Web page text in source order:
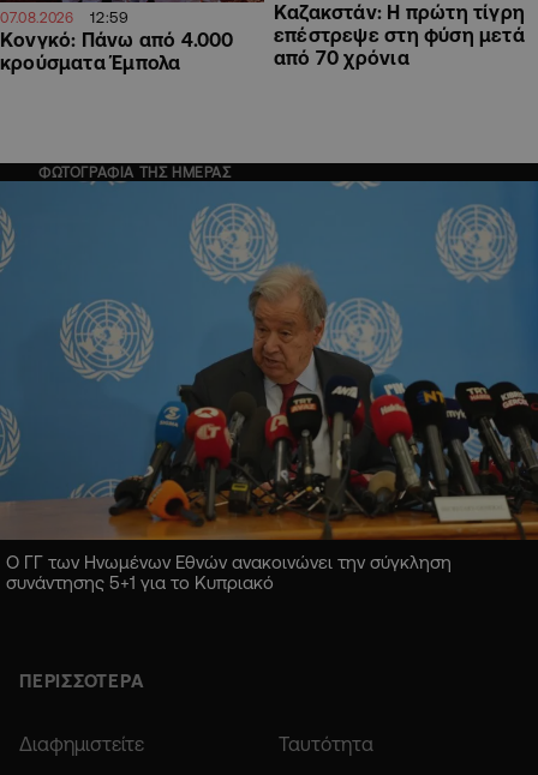
07.08.2026 12:59
Κονγκό: Πάνω από 4.000
κρούσματα Έμπολα
Καζακστάν: Η πρώτη τίγρη
επέστρεψε στη φύση μετά
από 70 χρόνια
ΦΩΤΟΓΡΑΦΙΑ ΤΗΣ ΗΜΕΡΑΣ
Ο ΓΓ των Ηνωμένων Εθνών ανακοινώνει την σύγκληση
συνάντησης 5+1 για το Κυπριακό
ΠΕΡΙΣΣΟΤΕΡΑ
Διαφημιστείτε Ταυτότητα